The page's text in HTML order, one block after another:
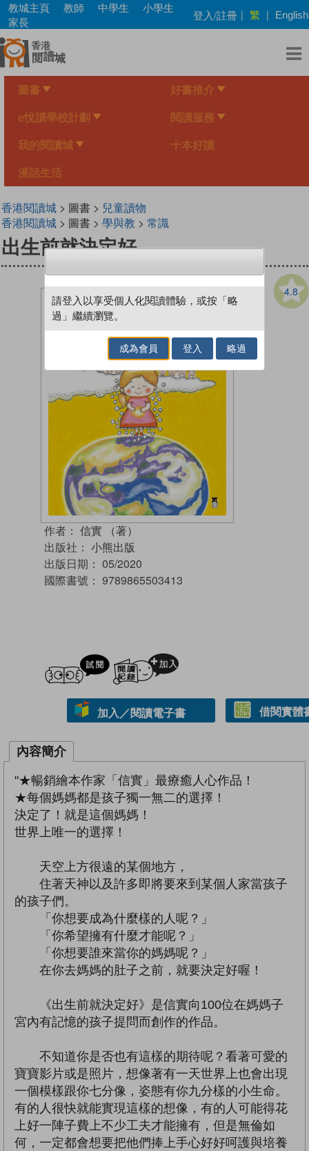
Skip
main
content
教城主頁 教師 中學生
小學生
家長
登入/註冊 | 繁 | English
圖書 好書推介
e悅讀學校計劃 閱讀服務
我的閱讀城 十本好讀
漫話生活
香港閱讀城> 圖書 > 兒童讀物
香港閱讀城> 圖書 > 學與教 > 常識
出生前就決定好
4.8
作者： 信實 （著）
出版社： 小熊出版
出版日期： 05/2020
國際書號： 9789865503413
試閲
加入／閱讀電子書 借閱實體
內容簡介
"★暢銷繪本作家「信實」最療癒人心作品！
★每個媽媽都是孩子獨一無二的選擇！
決定了！就是這個媽媽！
世界上唯一的選擇！
天空上方很遠的某個地方，
住著天神以及許多即將要來到某個人家當孩子
的孩子們。
「你想要成為什麼樣的人呢？」
「你希望擁有什麼才能呢？」
「你想要誰來當你的媽媽呢？」
在你去媽媽的肚子之前，就要決定好喔！
《出生前就決定好》是信實向100位在媽媽子
宮內有記憶的孩子提問而創作的作品。
不知道你是否也有這樣的期待呢？看著可愛的
寶寶影片或是照片，想像著有一天世界上也會出現
一個模樣跟你七分像，姿態有你九分樣的小生命。
有的人很快就能實現這樣的想像，有的人可能得花
上好一陣子費上不少工夫才能擁有，但是無倫如
何，一定都會想要把他們捧上手心好好呵護與培養
請登入以享受個人化閱讀體驗，或按「略
過」繼續瀏覽。
成為會員 登入 略過